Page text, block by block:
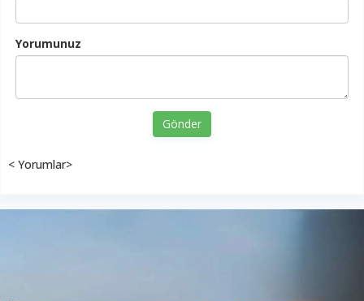
Yorumunuz
Gönder
< Yorumlar>